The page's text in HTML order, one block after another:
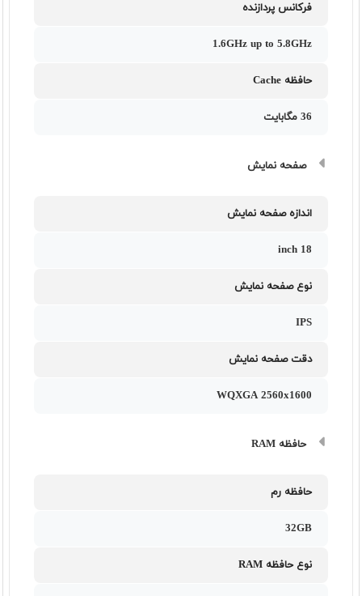
فرکانس پردازنده
1.6GHz up to 5.8GHz
حافظه Cache
36 مگابایت
صفحه نمایش
اندازه صفحه نمایش
18 inch
نوع صفحه نمایش
IPS
دقت صفحه نمایش
WQXGA 2560x1600
حافظه RAM
حافظه رم
32GB
نوع حافظه RAM